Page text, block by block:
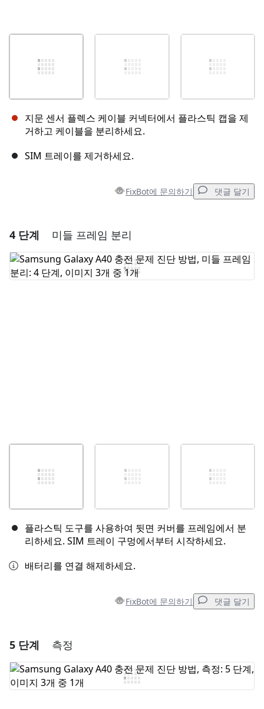
지문 센서 플렉스 케이블 커넥터에서 플라스틱 캡을 제
거하고 케이블을 분리하세요.
SIM 트레이를 제거하세요.
FixBot에 문의하기 댓글 달기
댓글 달기
댓글 쓰기
4 단계 미들 프레임 분리
플라스틱 도구를 사용하여 뒷면 커버를 프레임에서 분
리하세요. SIM 트레이 구멍에서부터 시작하세요.
배터리를 연결 해제하세요.
FixBot에 문의하기 댓글 달기
댓글 쓰기
5 단계 측정